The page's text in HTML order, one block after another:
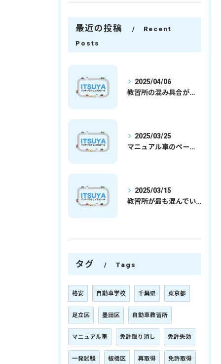
最近の投稿
Recent
Posts
2025/04/06
教習所の混み具合が減ってきました
2025/03/25
マニュアル車のペーパードライバー
2025/03/15
教習所が最も混んでいる時期
タグ Tags
格安 自動車学校 千葉県 東京都
足立区 墨田区 自動車教習所
マニュアル車 免許取り消し 免許失効
一発試験 板橋区 再取得 免許取得